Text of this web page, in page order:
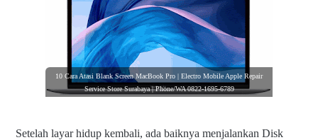
10 Cara Atasi Blank Screen MacBook Pro | Electro Mobile Apple Repair
Service Store Surabaya | Phone/WA 0822-1695-6789
Setelah layar hidup kembali, ada baiknya menjalankan Disk